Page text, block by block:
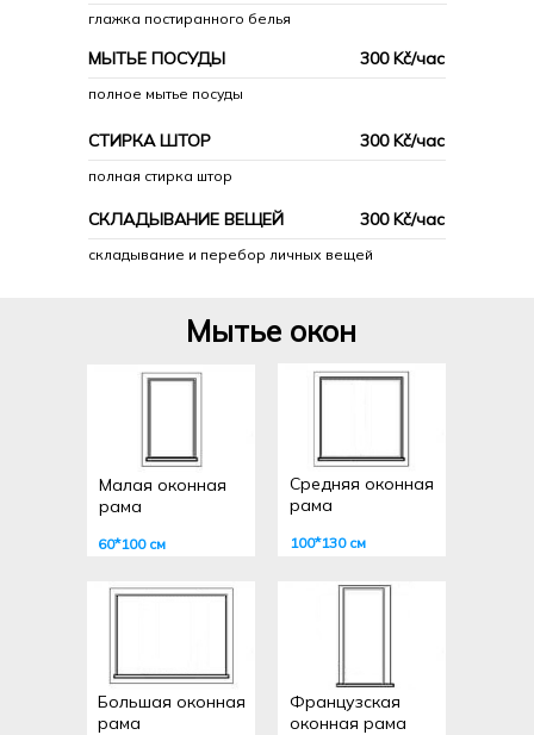
глажка постиранного белья
300 Kč/час
складывание и перебор личных вещей
СКЛАДЫВАНИЕ ВЕЩЕЙ
300 Kč/час
полная стирка штор
СТИРКА ШТОР
300 Kč/час
полное мытье посуды
МЫТЬЕ ПОСУДЫ
Французская
оконная рама
Большая оконная
рама
Мытье окон
Средняя оконная
рама
100*130 см
Малая оконная
рама
60*100 см
Политикой конфиденциальности